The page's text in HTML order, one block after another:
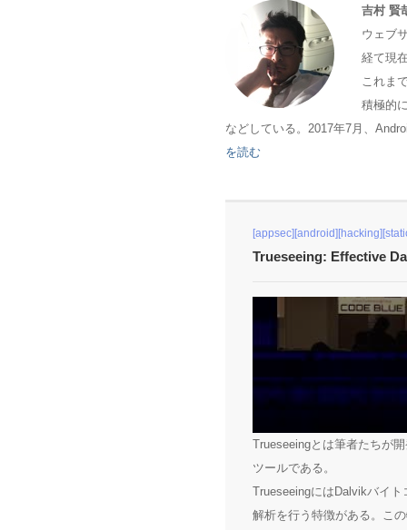
吉村 賢
ウェブ
経て現
これま
積極的
などしている。2017年7月、
を読む
Trueseeing: Effective
Trueseeingとは筆者たちが
ツールである。
TrueseeingにはDalvikバイ
解析を行う特徴がある。こ